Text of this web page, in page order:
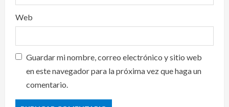
Web
Guardar mi nombre, correo electrónico y sitio web
en este navegador para la próxima vez que haga un
comentario.